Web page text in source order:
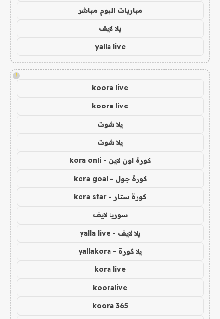
مباريات اليوم مباشر
يلا لايف
yalla live
!
koora live
koora live
يلا شوت
يلا شوت
كورة اون لاين - kora onli
كورة جول - kora goal
كورة ستار - kora star
سوريا لايف
يلا لايف - yalla live
يلا كورة - yallakora
kora live
kooralive
koora 365